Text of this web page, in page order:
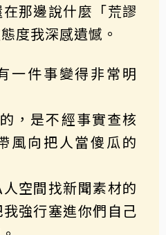
那邊說什麼「荒謬
度我深感遺憾。
一件事變得非常明
，是不經事實查核
風向把人當傻瓜的
空間找新聞素材的
強行塞進你們自己